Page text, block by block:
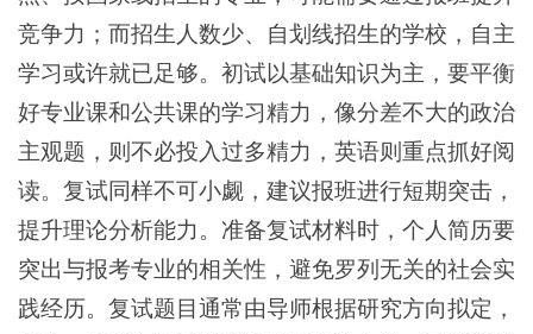
竞争力；而招生人数少、自划线招生的学校，自主
学习或许就已足够。初试以基础知识为主，要平衡
好专业课和公共课的学习精力，像分差不大的政治
主观题，则不必投入过多精力，英语则重点抓好阅
读。复试同样不可小觑，建议报班进行短期突击，
提升理论分析能力。准备复试材料时，个人简历要
突出与报考专业的相关性，避免罗列无关的社会实
践经历。复试题目通常由导师根据研究方向拟定，